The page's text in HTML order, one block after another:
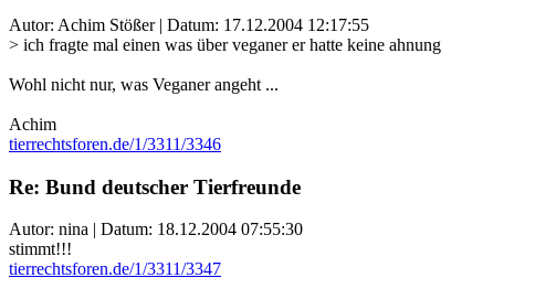
Autor: Achim Stößer | Datum: 17.12.2004 12:17:55
> ich fragte mal einen was über veganer er hatte keine ahnung
Wohl nicht nur, was Veganer angeht ...
Achim
tierrechtsforen.de/1/3311/3346
Re: Bund deutscher Tierfreunde
Autor: nina | Datum: 18.12.2004 07:55:30
stimmt!!!
tierrechtsforen.de/1/3311/3347